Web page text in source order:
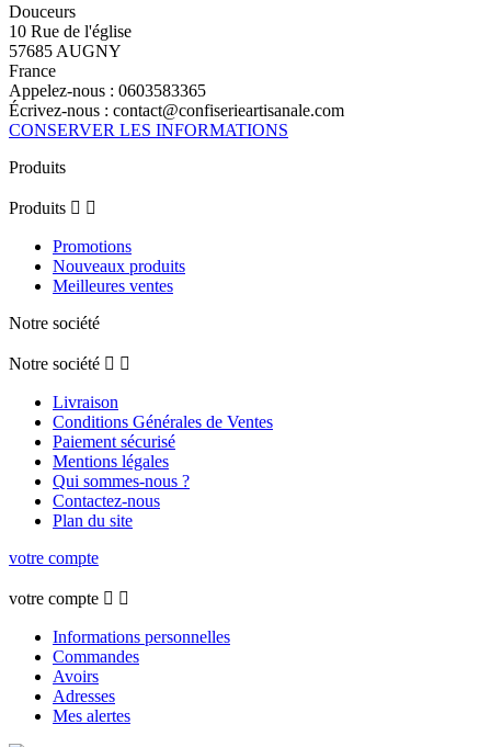
Douceurs
10 Rue de l'église
57685 AUGNY
France
Appelez-nous : 0603583365
Écrivez-nous : contact@confiserieartisanale.com
CONSERVER LES INFORMATIONS
Produits
Produits  
Promotions
Nouveaux produits
Meilleures ventes
Notre société
Notre société  
Livraison
Conditions Générales de Ventes
Paiement sécurisé
Mentions légales
Qui sommes-nous ?
Contactez-nous
Plan du site
votre compte
votre compte  
Informations personnelles
Commandes
Avoirs
Adresses
Mes alertes